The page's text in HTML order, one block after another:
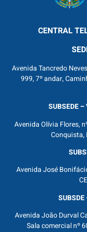
CENTRAL
Avenida Tancredo
999, 7º andar,
SUBSEDE
Avenida Olívia Flores,
Conquista,
Avenida José
SUBSDE
Avenida João Durval
Sala comercial nº